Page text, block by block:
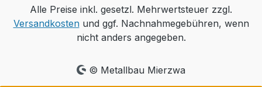
Alle Preise inkl. gesetzl. Mehrwertsteuer zzgl.
Versandkostenund ggf. Nachnahmegebühren, wenn
nicht anders angegeben.
© Metallbau Mierzwa